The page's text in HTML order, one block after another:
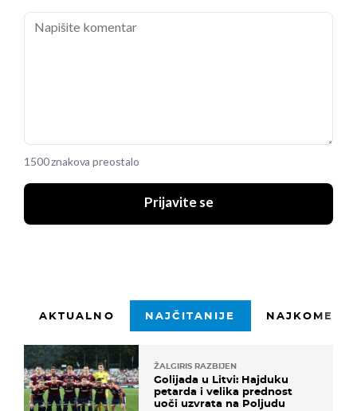
1500 znakova preostalo
Prijavite se
AKTUALNO NAJČITANIJE
ŽALGIRIS RAZBIJEN
Golijada u Litvi: Hajduku
petarda i velika prednost
uoči uzvrata na Poljudu